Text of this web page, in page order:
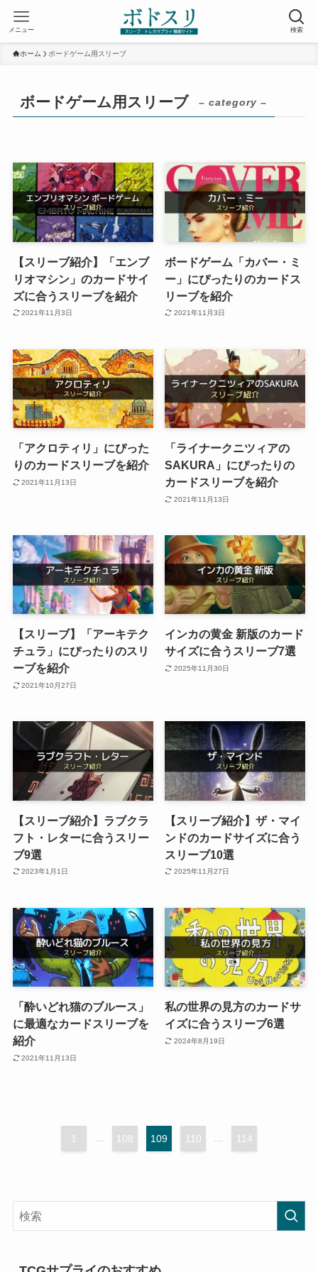
検索
メニュー
ホーム ボードゲーム用スリーブ
ボードゲーム用スリーブ – category –
【スリーブ紹介】「エンブ
リオマシン」のカードサイ
ズに合うスリーブを紹介
2021年11月3日
ボードゲーム「カバー・ミ
ー」にぴったりのカードス
リーブを紹介
2021年11月3日
「アクロティリ」にぴった
りのカードスリーブを紹介
2021年11月13日
「ライナークニツィアの
SAKURA」にぴったりの
カードスリーブを紹介
2021年11月13日
【スリーブ】「アーキテク
チュラ」にぴったりのスリ
ーブを紹介
2021年10月27日
インカの黄金 新版のカード
サイズに合うスリーブ7選
2025年11月30日
【スリーブ紹介】ラブクラ
フト・レターに合うスリー
ブ9選
2023年1月1日
【スリーブ紹介】ザ・マイ
ンドのカードサイズに合う
スリーブ10選
2025年11月27日
「酔いどれ猫のブルース」
に最適なカードスリーブを
紹介
2021年11月13日
私の世界の見方のカードサ
イズに合うスリーブ6選
2024年8月19日
1 108 109 110 114